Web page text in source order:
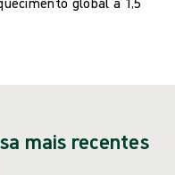
mais recentes